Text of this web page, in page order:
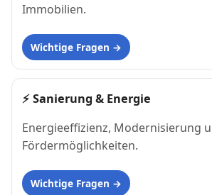
Immobilien.
Wichtige Fragen
⚡Sanierung & Energie
Energieeffizienz, Modernisierung
Fördermöglichkeiten.
Wichtige Fragen